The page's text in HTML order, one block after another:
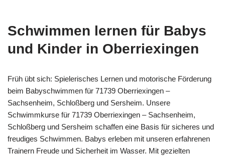
Schwimmen lernen für Babys
und Kinder in Oberriexingen
Früh übt sich: Spielerisches Lernen und motorische Förderung
beim Babyschwimmen für 71739 Oberriexingen –
Sachsenheim, Schloßberg und Sersheim. Unsere
Schwimmkurse für 71739 Oberriexingen – Sachsenheim,
Schloßberg und Sersheim schaffen eine Basis für sicheres und
freudiges Schwimmen. Babys erleben mit unseren erfahrenen
Trainern Freude und Sicherheit im Wasser. Mit gezielten